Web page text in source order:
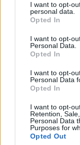
I want to opt-
personal data.
Opted In
I want to opt-
Personal Data.
Opted In
I want to opt-
Personal Data
Opted In
I want to opt-
Retention,
Personal Data
Purposes for
Opted Out
Días
21 de enero
Día